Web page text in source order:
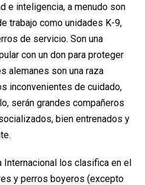
e inteligencia, a menudo son
trabajo como unidades K-9,
de servicio. Son una
con un don para proteger
alemanes son una raza
inconvenientes de cuidado,
serán grandes compañeros
bien entrenados y
Internacional los clasifica en el
y perros boyeros (excepto